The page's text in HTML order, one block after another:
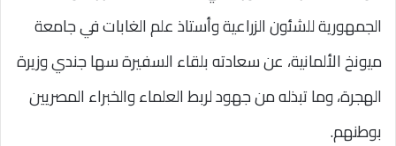
الجمهورية للشئون الزراعية وأستاذ علم الغابات في جامعة
ميونخ الألمانية، عن سعادته بلقاء السفيرة سها جندي وزيرة
الهجرة، وما تبذله من جهود لربط العلماء والخبراء المصريين
بوطنهم.